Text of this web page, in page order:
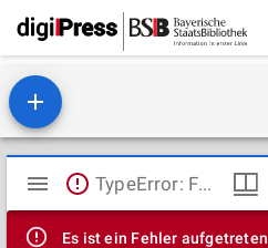
Mirador
Viewer
TypeError: Failed to fetch
Es ist ein Fehler aufgetreten